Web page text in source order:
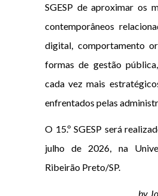
SGESP de aproximar os
contemporâneos
digital, comportamento
formas de gestão
cada vez mais
enfrentados pelas
O 15.º SGESP será
julho de 2026, na
Ribeirão Preto/SP.
by